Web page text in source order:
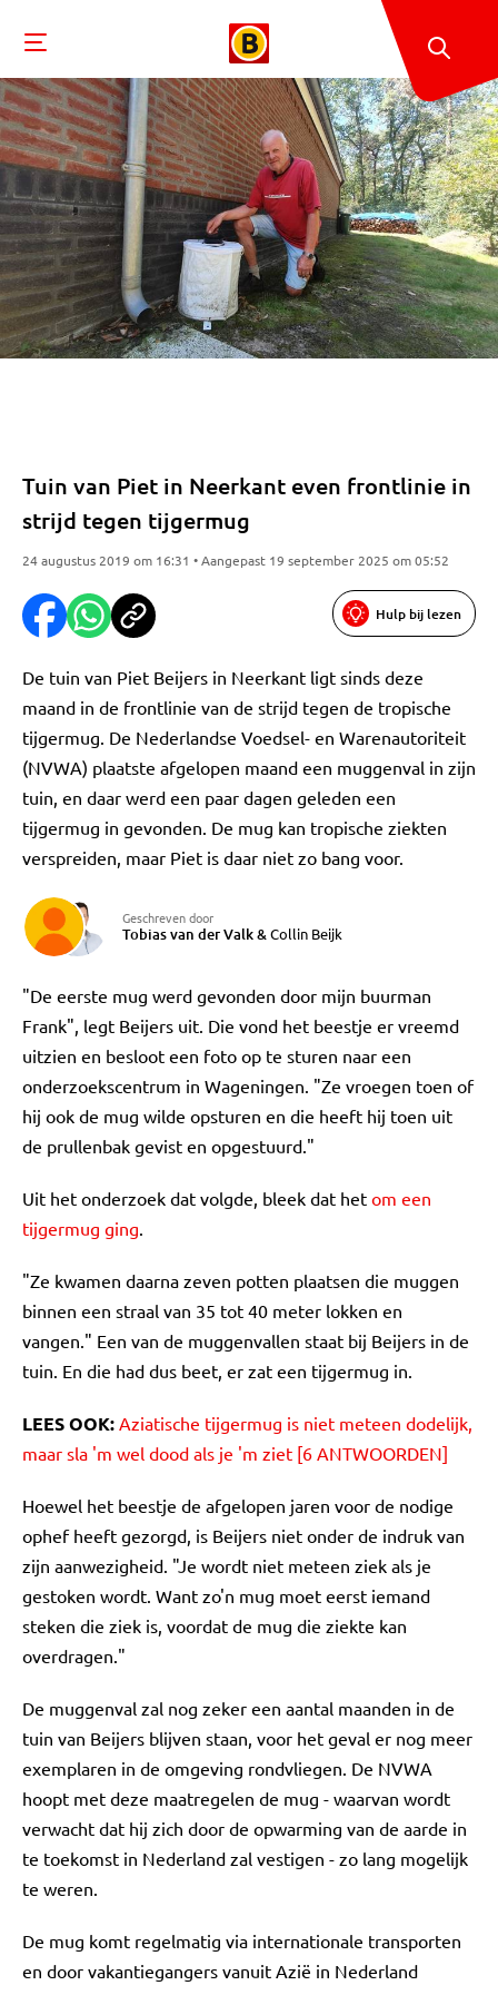
Tuin van Piet in Neerkant even frontlinie in
strijd tegen tijgermug
24 augustus 2019 om 16:31 • Aangepast 19 september 2025 om 05:52
Hulp bij lezen
De tuin van Piet Beijers in Neerkant ligt sinds deze
maand in de frontlinie van de strijd tegen de tropische
tijgermug. De Nederlandse Voedsel- en Warenautoriteit
(NVWA) plaatste afgelopen maand een muggenval in zijn
tuin, en daar werd een paar dagen geleden een
tijgermug in gevonden. De mug kan tropische ziekten
verspreiden, maar Piet is daar niet zo bang voor.
Geschreven door
Tobias van der Valk&Collin Beijk
"De eerste mug werd gevonden door mijn buurman
Frank", legt Beijers uit. Die vond het beestje er vreemd
uitzien en besloot een foto op te sturen naar een
onderzoekscentrum in Wageningen. "Ze vroegen toen of
hij ook de mug wilde opsturen en die heeft hij toen uit
de prullenbak gevist en opgestuurd."
Uit het onderzoek dat volgde, bleek dat het om een
tijgermug ging.
"Ze kwamen daarna zeven potten plaatsen die muggen
binnen een straal van 35 tot 40 meter lokken en
vangen." Een van de muggenvallen staat bij Beijers in de
tuin. En die had dus beet, er zat een tijgermug in.
LEES OOK: Aziatische tijgermug is niet meteen dodelijk,
maar sla 'm wel dood als je 'm ziet [6 ANTWOORDEN]
Hoewel het beestje de afgelopen jaren voor de nodige
ophef heeft gezorgd, is Beijers niet onder de indruk van
zijn aanwezigheid. "Je wordt niet meteen ziek als je
gestoken wordt. Want zo'n mug moet eerst iemand
steken die ziek is, voordat de mug die ziekte kan
overdragen."
De muggenval zal nog zeker een aantal maanden in de
tuin van Beijers blijven staan, voor het geval er nog meer
exemplaren in de omgeving rondvliegen. De NVWA
hoopt met deze maatregelen de mug - waarvan wordt
verwacht dat hij zich door de opwarming van de aarde in
te toekomst in Nederland zal vestigen - zo lang mogelijk
te weren.
De mug komt regelmatig via internationale transporten
en door vakantiegangers vanuit Azië in Nederland